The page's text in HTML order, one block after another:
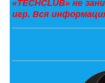
«TECHCLUB» не
игр. Вся